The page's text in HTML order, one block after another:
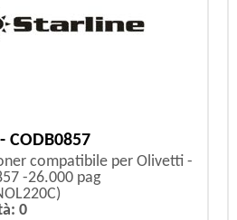
CODB0857
compatibile per Olivetti -
-26.000 pag
0